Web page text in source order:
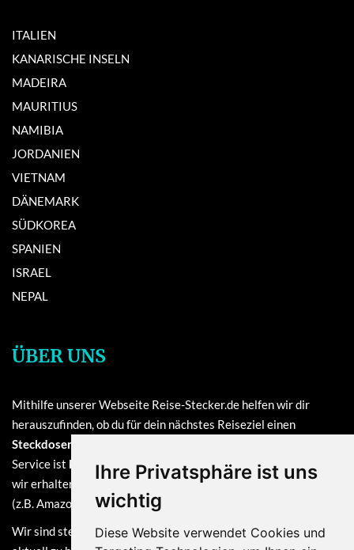
Ihre Privatsphäre ist uns
wichtig
Diese Website verwendet Cookies und
ITALIEN
KANARISCHE INSELN
MADEIRA
MAURITIUS
NAMIBIA
JORDANIEN
VIETNAM
DÄNEMARK
SÜDKOREA
SPANIEN
ISRAEL
NEPAL
ÜBER UNS
Mithilfe unserer Webseite Reise-Stecker.de helfen wir dir
herauszufinden, ob du für dein nächstes Reiseziel einen
Steckdosenadapter oder einen Reisestecker
Service ist kostenlos
und finanziert sich durch Provisionen, die
wir erhalten, sofern du bei einem unserer verlinkten Partner
(z.B. Amazon) eine Bestellung tätigst.
Wir sind stets bemüht, die Informationen auf dieser Webseite